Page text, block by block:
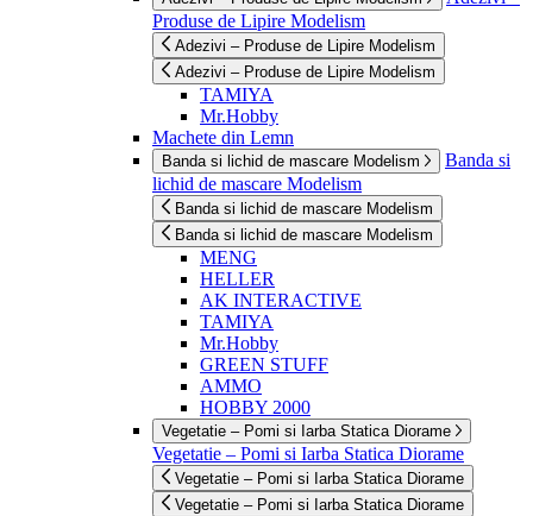
Produse de Lipire Modelism
Adezivi – Produse de Lipire Modelism
Adezivi – Produse de Lipire Modelism
TAMIYA
Mr.Hobby
Machete din Lemn
Banda si lichid de mascare Modelism
Banda si
lichid de mascare Modelism
Banda si lichid de mascare Modelism
Banda si lichid de mascare Modelism
MENG
HELLER
AK INTERACTIVE
TAMIYA
Mr.Hobby
GREEN STUFF
AMMO
HOBBY 2000
Vegetatie – Pomi si Iarba Statica Diorame
Vegetatie – Pomi si Iarba Statica Diorame
Vegetatie – Pomi si Iarba Statica Diorame
Vegetatie – Pomi si Iarba Statica Diorame